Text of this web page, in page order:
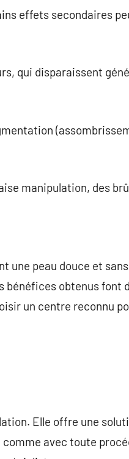
effets secondaires
qui disparaissent
manipulation, des
une peau douce et
obtenus font
un centre reconnu
Elle offre une
avec toute